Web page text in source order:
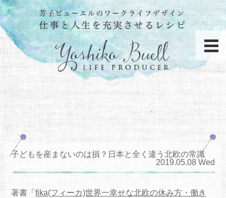
子どもを産まないのは損？日本と全く違う北欧の常識
2019.05.08 Wed
著書「 fika(フィーカ)世界一幸せな北欧の休み方・働き